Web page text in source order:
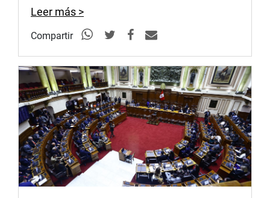
descentralización en el país. (JSR)
PRENSA CONGRESO
7-03-18
Puede encontrar más información en nuestra página web
y redes sociales.http://www.congreso.gob.pe/Facebook:
https://www.facebook.com/congresodelarepublicadelperu?
fref=tsTwitter:https://twitter.com/congresoperu
Facebook:https://goo.gl/s5t7XN
Twitter:https://goo.gl/iMywRR
YouTube:https://goo.gl/VBXBNk
Leer más >
Compartir